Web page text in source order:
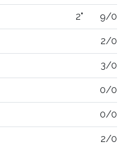
2" 9/0
2/0
3/0
0/0
0/0
2/0